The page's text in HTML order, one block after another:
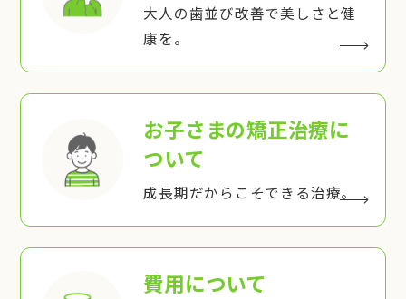
大人の歯並び改善で美しさと健
康を。
お子さまの矯正治療に
ついて
成長期だからこそできる治療。
費用について